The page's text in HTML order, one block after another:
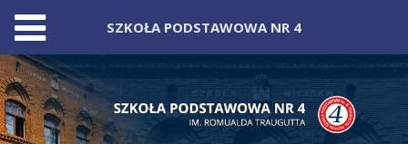
Skip
to
content
SZKOŁA PODSTAWOWA NR 4